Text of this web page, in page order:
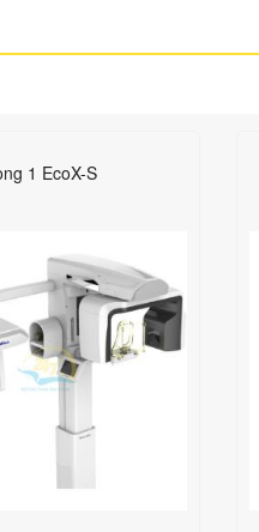
1 EcoX-S